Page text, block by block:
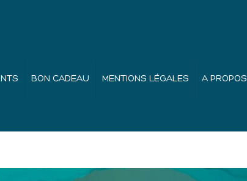
BON CADEAU MENTIONS LÉGALES A PROPOS